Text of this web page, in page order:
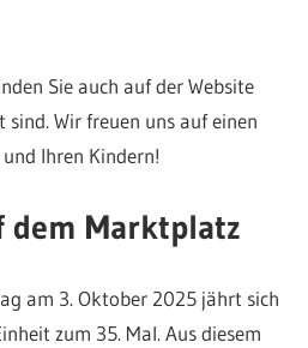
Sie auch auf der Website
Wir freuen uns auf einen
Ihren Kindern!
dem Marktplatz
am 3. Oktober 2025 jährt sich
zum 35. Mal. Aus diesem